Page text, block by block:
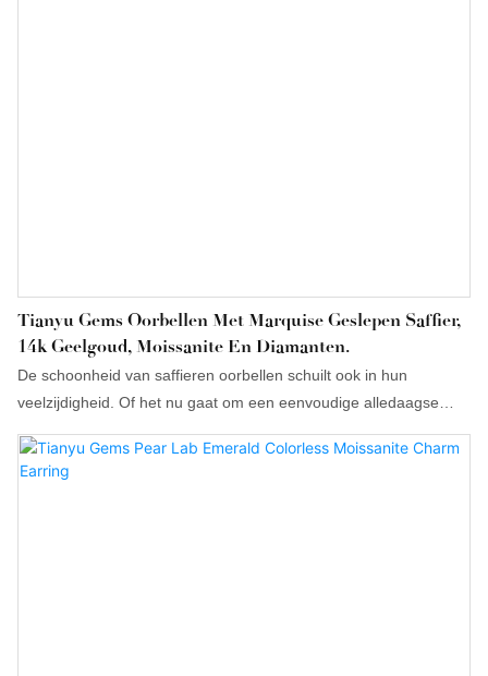
Tianyu Gems Oorbellen Met Marquise Geslepen Saffier,
14k Geelgoud, Moissanite En Diamanten.
De schoonheid van saffieren oorbellen schuilt ook in hun
veelzijdigheid. Of het nu gaat om een ​​eenvoudige alledaagse
look of een formele avondjurk, saffieren oorknopjes passen er
perfect bij en voegen een vleugje kleur toe aan je outfit. Voor wie
graag experimenteert met verschillende stijlen, zijn saffieren